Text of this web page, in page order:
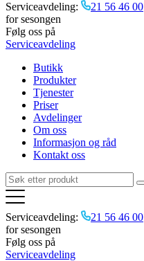
Serviceavdeling: 21 56 46 00
for sesongen
Følg oss på
Serviceavdeling
Butikk
Produkter
Tjenester
Priser
Avdelinger
Om oss
Informasjon og råd
Kontakt oss
Serviceavdeling: 21 56 46 00
for sesongen
Følg oss på
Serviceavdeling